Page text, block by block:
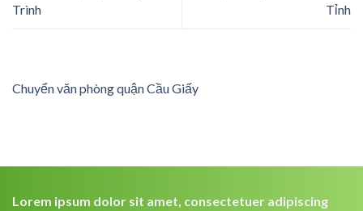
Trình
Tỉnh
Chuyển văn phòng quận Cầu Giấy
Lorem ipsum dolor sit amet, consectetuer adipiscing